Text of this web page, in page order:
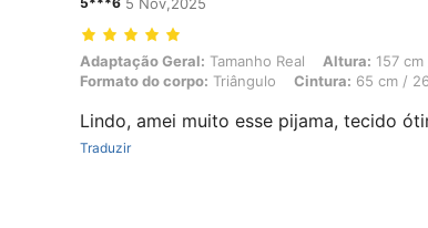
Adaptação Geral: Tamanho Real, Altura: 157 cm / 62
Adaptação Geral: Tamanho Real Altura: 157
Formato do corpo: Triângulo Cintura: 65 cm /
Lindo, amei muito esse pijama, tecido
Traduzir